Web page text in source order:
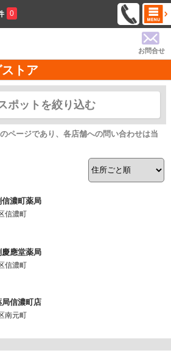
0
お問合せ
トア
ポットを絞り込む
ページであり、各店舗への問い合わせは当
信濃町薬局
信濃町
慶應堂薬局
信濃町
局信濃町店
南元町